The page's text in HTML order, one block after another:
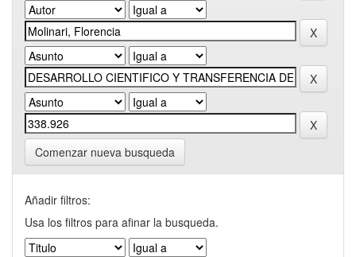
Comenzar nueva busqueda
Añadir filtros:
Usa los filtros para afinar la busqueda.